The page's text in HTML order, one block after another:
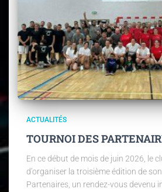
ACTUALITÉS
TOURNOI DES
En ce début de mois de juin 2026, le
d’organiser la troisième édition de
Partenaires, un rendez-vous devenu